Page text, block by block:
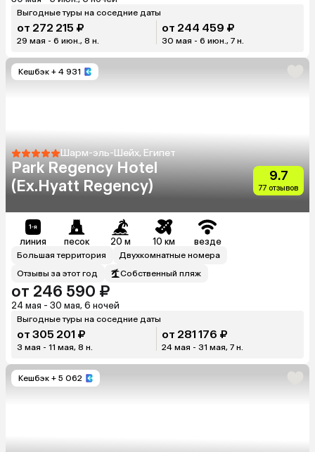
Выгодные туры на соседние даты
от 272 215 ₽
29 мая - 6 июн., 8 н.
от 244 459 ₽
30 мая - 6 июн., 7 н.
Кешбэк + 4 931
Шарм-эль-Шейх, Египет
Park Regency Hotel
(Ex.Hyatt Regency)
9.7
77 отзывов
линия песок 20 м 10 км везде
Большая территория
Двухкомнатные номера
Отзывы за этот год
Собственный пляж
от 246 590 ₽
24 мая - 30 мая, 6 ночей
Выгодные туры на соседние даты
от 305 201 ₽
3 мая - 11 мая, 8 н.
от 281 176 ₽
24 мая - 31 мая, 7 н.
Кешбэк + 5 062